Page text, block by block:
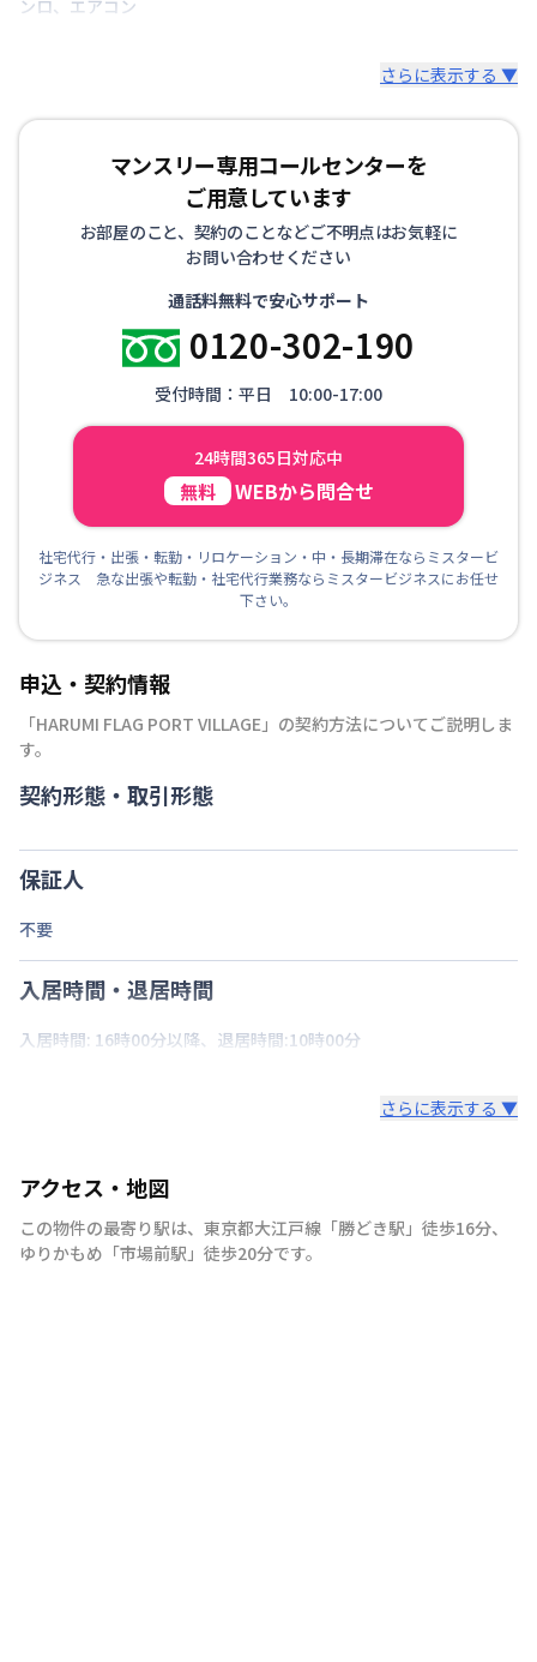
ンロ、 エアコン
さらに表示する ▼
マンスリー専用コールセンターを
ご用意しています
お部屋のこと、契約のことなどご不明点はお気軽に
お問い合わせください
通話料無料で安心サポート
0120-302-190
受付時間：平日 10:00-17:00
24時間365日対応中
無料 WEBから問合せ
社宅代行・出張・転勤・リロケーション・中・長期滞在ならミスタービ
ジネス 急な出張や転勤・社宅代行業務ならミスタービジネスにお任せ
下さい。
申込・契約情報
「HARUMI FLAG PORT VILLAGE 」の契約方法についてご説明しま
す。
契約形態・取引形態
保証人
不要
入居時間・退居時間
入居時間: 16時00分以降、退居時間:10時00分
さらに表示する ▼
アクセス・地図
この物件の最寄り駅は、 東京都大江戸線 「勝どき駅 」 徒歩16分、
ゆりかもめ 「市場前駅 」 徒歩20分です。